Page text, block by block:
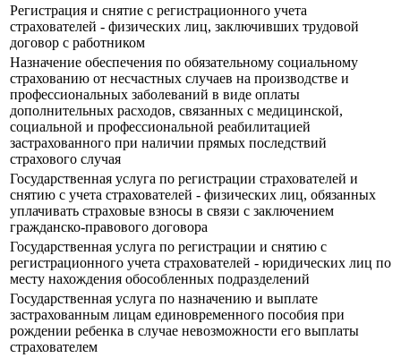
Регистрация и снятие с регистрационного учета
страхователей - физических лиц, заключивших трудовой
договор с работником
Назначение обеспечения по обязательному социальному
страхованию от несчастных случаев на производстве и
профессиональных заболеваний в виде оплаты
дополнительных расходов, связанных с медицинской,
социальной и профессиональной реабилитацией
застрахованного при наличии прямых последствий
страхового случая
Государственная услуга по регистрации страхователей и
снятию с учета страхователей - физических лиц, обязанных
уплачивать страховые взносы в связи с заключением
гражданско-правового договора
Государственная услуга по регистрации и снятию с
регистрационного учета страхователей - юридических лиц по
месту нахождения обособленных подразделений
Государственная услуга по назначению и выплате
застрахованным лицам единовременного пособия при
рождении ребенка в случае невозможности его выплаты
страхователем